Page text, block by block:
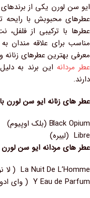
ایو سن لورن یکی از
عطرهای محبوبش با رایحه
عطرها با ترکیبی از
مناسب برای علاقه‌ مندان
معرفی بهترین عطرهای زنانه
عطر مردانه این برند به
دارند.
عطر های زنانه ایو سن لورن
Black Opium (بلک اوپیوم)
Libre (لیبره)
عطر های مردانه ایو سن لورن
La Nuit De L’Homme ( لا نویی د لوم)
Y Eau de Parfum ( وای ادو پرفیوم)